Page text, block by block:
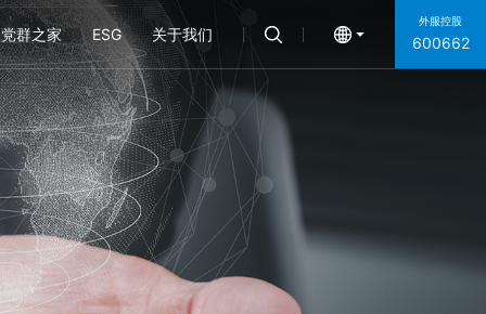
党群之家 ESG 关于我们
外服控股
600662